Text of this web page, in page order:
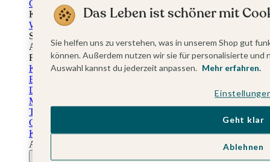
Gästebuch Taufe
Kartenbox Taufe
Willkommensschilder Taufe
Sticker Taufe
Absenderaufkleber Taufe
Fotobuch Taufe
Konfirmationskarten
Einladungskarten Konfirmation
Danksagung Konfirmation
Menükarten Konfirmation
Tischkarten Konfirmation
Gästebuch Konfirmation
Kerzen Konfirmation
Aufkleber zum Anlass Ihres Kindes
Das Leben ist schöner mit
Sie helfen uns zu verstehen, was in unserem Shop gut
können. Außerdem nutzen wir sie für personalisierte
Auswahl kannst du jederzeit anpassen. Mehr erfahren.
Ablehnen
Geht klar